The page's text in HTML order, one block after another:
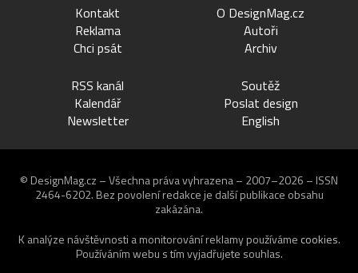
Kontakt
Reklama
Chci psát
O DesignMag.cz
Autoři
Archiv
RSS kanál
Kalendář
Newsletter
Soutěž
Poslat design
English
© DesignMag.cz – Všechna práva vyhrazena – 2007–2026 – ISSN
2464-6202. Bez povolení redakce je další publikace obsahu
zakázána.
K analýze návštěvnosti a monitorování reklamy používáme cookies.
Používáním webu s tím vyjadřujete souhlas.